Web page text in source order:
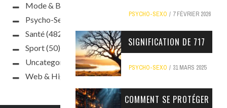
PSYCHO-SEXO 7 FÉVRIER 2026
SIGNIFICATION DE 717
PSYCHO-SEXO 31 MARS 2025
COMMENT SE PROTÉGER
Mode & Beauté
Psycho-Sexo
Santé(482)
Sport(50)
Uncategorized(10)
Web & High Tech(47)